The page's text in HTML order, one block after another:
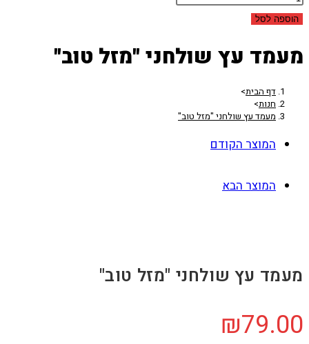
הוספה לסל
מעמד עץ שולחני "מזל טוב"
דף הבית>
חנות>
מעמד עץ שולחני "מזל טוב"
המוצר הקודם
המוצר הבא
מעמד עץ שולחני "מזל טוב"
₪79.00